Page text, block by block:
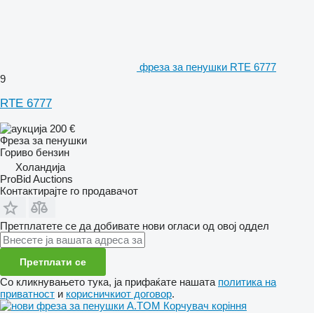
фреза за пенушки RTE 6777
9
RTE 6777
200 €
Фреза за пенушки
Гориво бензин
Холандија
ProBid Auctions
Контактирајте го продавачот
Претплатете се да добивате нови огласи од овој оддел
Претплати се
Со кликнувањето тука, ја прифаќате нашата политика на
приватност и корисничкиот договор.